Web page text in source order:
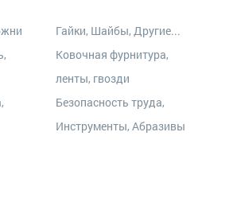
Гайки, Шайбы, Другие...
Ковочная фурнитура,
ленты, гвозди
Безопасность труда,
Инструменты, Абразивы